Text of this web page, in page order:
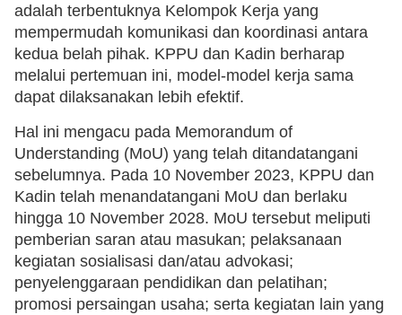
adalah terbentuknya Kelompok Kerja yang
mempermudah komunikasi dan koordinasi antara
kedua belah pihak. KPPU dan Kadin berharap
melalui pertemuan ini, model-model kerja sama
dapat dilaksanakan lebih efektif.
Hal ini mengacu pada Memorandum of
Understanding (MoU) yang telah ditandatangani
sebelumnya. Pada 10 November 2023, KPPU dan
Kadin telah menandatangani MoU dan berlaku
hingga 10 November 2028. MoU tersebut meliputi
pemberian saran atau masukan; pelaksanaan
kegiatan sosialisasi dan/atau advokasi;
penyelenggaraan pendidikan dan pelatihan;
promosi persaingan usaha; serta kegiatan lain yang